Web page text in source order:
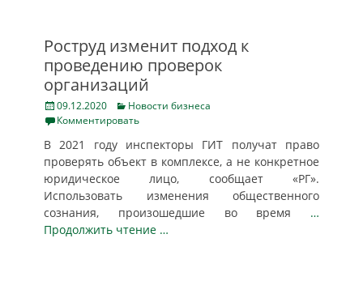
Роструд изменит подход к
проведению проверок
организаций
Posted
on
09.12.2020 Categories
Новости бизнеса
Комментировать
В 2021 году инспекторы ГИТ получат право
проверять объект в комплексе, а не конкретное
юридическое лицо, сообщает «РГ».
Использовать изменения общественного
сознания, произошедшие во время …
Продолжить чтение …